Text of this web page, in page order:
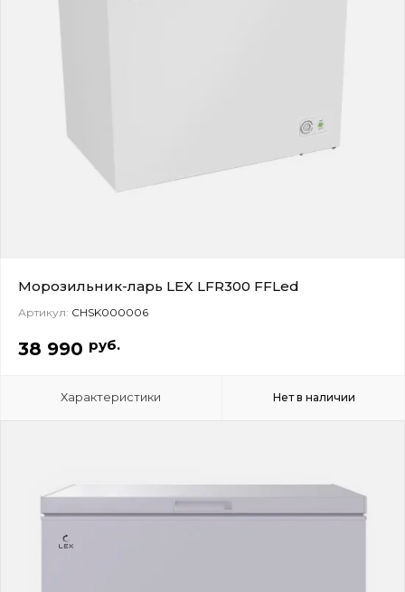
Морозильник-ларь LEX LFR300 FFLed
Артикул: CHSK000006
38 990 руб.
Характеристики Нет в наличии